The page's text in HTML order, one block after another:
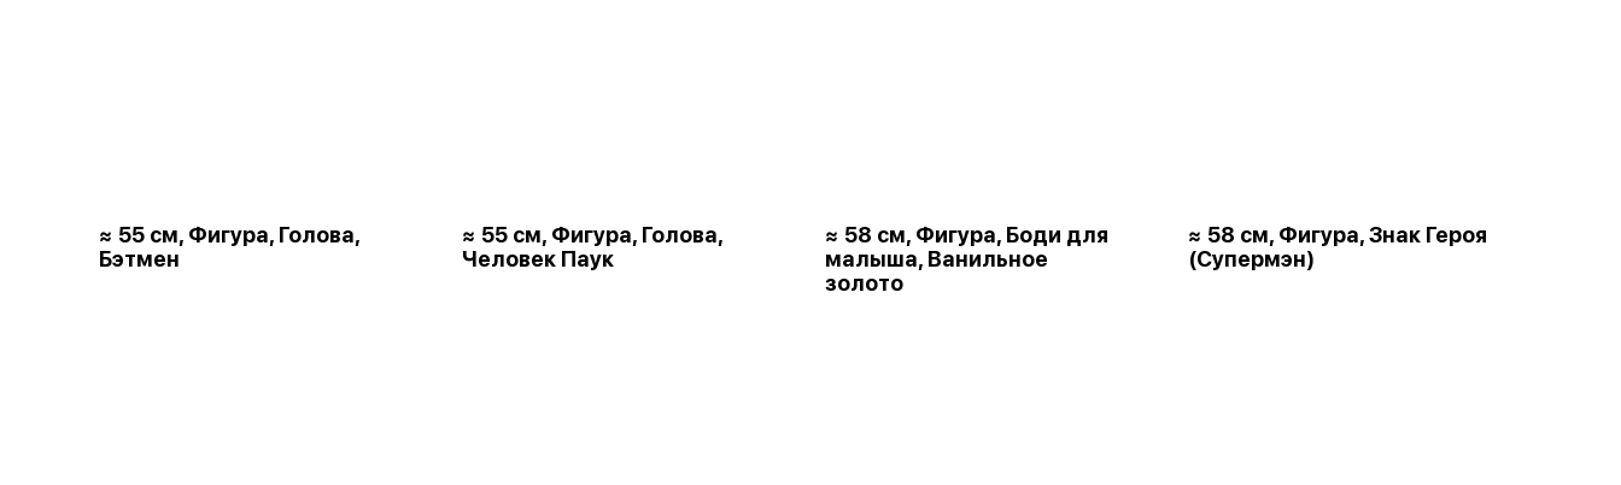
≈ 55 см, Фигура, Голова,
Бэтмен
≈ 55 см, Фигура, Голова,
Человек Паук
≈ 58 см, Фигура, Боди для
малыша, Ванильное
золото
≈ 58 см, Фигура, Знак Героя
(Супермэн)